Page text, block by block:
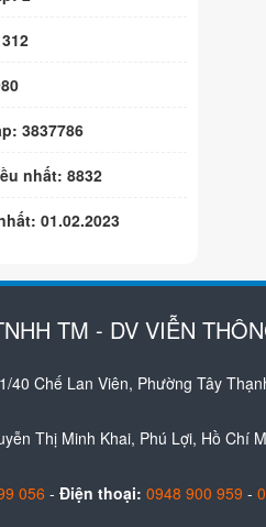
3837786
nhất: 8832
01.02.2023
TM - DV VIỄN
40 Chế Lan Viên, Phường Tây
Thị Minh Khai, Phú Lợi, Hồ Chí
056 - Điện thoại: 0948 900 959 -